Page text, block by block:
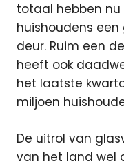
totaal hebben nu
huishoudens
deur. Ruim een
heeft ook
het laatste
miljoen
De uitrol van
van het land wel